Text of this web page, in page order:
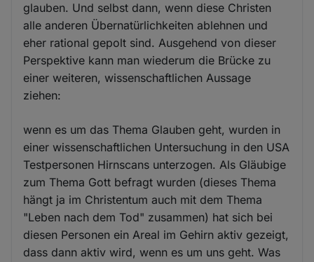
glauben. Und selbst dann, wenn diese Christen
alle anderen Übernatürlichkeiten ablehnen und
eher rational gepolt sind. Ausgehend von dieser
Perspektive kann man wiederum die Brücke zu
einer weiteren, wissenschaftlichen Aussage
ziehen:
wenn es um das Thema Glauben geht, wurden in
einer wissenschaftlichen Untersuchung in den USA
Testpersonen Hirnscans unterzogen. Als Gläubige
zum Thema Gott befragt wurden (dieses Thema
hängt ja im Christentum auch mit dem Thema
"Leben nach dem Tod" zusammen) hat sich bei
diesen Personen ein Areal im Gehirn aktiv gezeigt,
dass dann aktiv wird, wenn es um uns geht. Was